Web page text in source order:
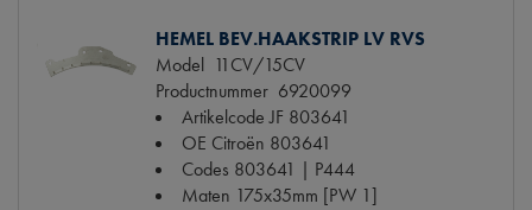
HEMEL BEV.HAAKSTRIP LV RVS
Model 11CV/15CV
Productnummer 6920099
Artikelcode JF 803641
OE Citroën 803641
Codes 803641 | P444
Maten 175x35mm [PW 1]